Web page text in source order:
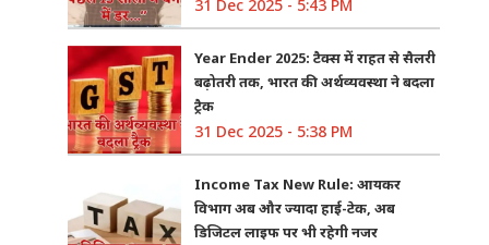
31 Dec 2025 - 5:43 PM
Year Ender 2025: टैक्स में राहत से सैलरी
बढ़ोतरी तक, भारत की अर्थव्यवस्था ने बदला
ट्रैक
31 Dec 2025 - 5:38 PM
Income Tax New Rule: आयकर
विभाग अब और ज्यादा हाई-टेक, अब
डिजिटल लाइफ पर भी रहेगी नजर